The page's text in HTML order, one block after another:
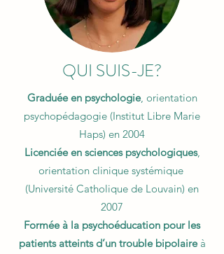
QUI SUIS-JE?
Graduée en psychologie, orientation
psychopédagogie (Institut Libre Marie
Haps) en 2004
Licenciée en sciences psychologiques,
orientation clinique systémique
(Université Catholique de Louvain) en
2007
Formée à la psychoéducation pour les
patients atteints d’un trouble bipolaire à